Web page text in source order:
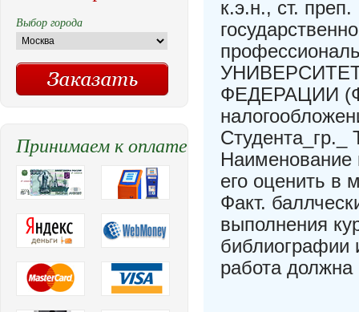
к.э.н., ст.
ФЕДЕРАЦИИ
Наименование
его оценить в
Факт.
выполнения
библиографии
работа должна
Выбор города
Принимаем к оплате